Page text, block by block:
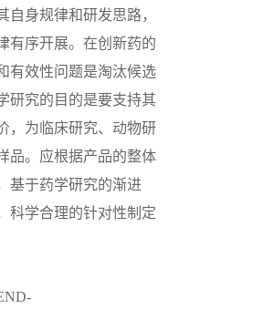
自身规律和研发思路，
有序开展。在创新药的
有效性问题是淘汰候选
研究的目的是要支持其
，为临床研究、动物研
品。应根据产品的整体
基于药学研究的渐进
科学合理的针对性制定